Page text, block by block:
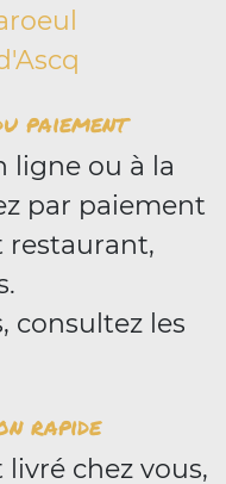
paiement
ligne ou à la
par paiement
restaurant,
consultez les
rapide
chez vous,